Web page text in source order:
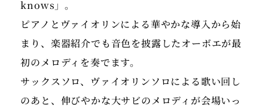
knows」。
ピアノとヴァイオリンによる華やかな導入から始
まり、楽器紹介でも音色を披露したオーボエが最
初のメロディを奏でます。
サックスソロ、ヴァイオリンソロによる歌い回し
のあと、伸びやかな大サビのメロディが会場いっ